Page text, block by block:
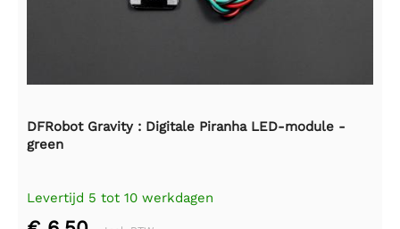
DFRobot Gravity : Digitale Piranha LED-module -
green
Levertijd 5 tot 10 werkdagen